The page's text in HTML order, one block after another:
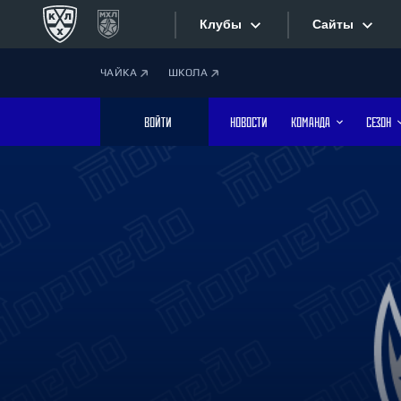
Клубы
Дивизион Боброва
Лада
Сайты
Фотобанк
ЧАЙКА ШКОЛА
ВОЙТИ НОВОСТИ КОМАНДА СЕЗОН